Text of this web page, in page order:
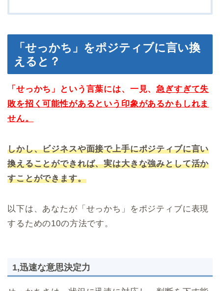
「せっかち」をポジティブに言い換
えると？
「せっかち」という言葉には、一見、急ぎすぎて失
敗を招く可能性があるという印象があるかもしれま
せん。
しかし、ビジネスや面接で上手にポジティブに言い
換えることができれば、実は大きな強みとして活か
すことができます。
以下は、あなたが「せっかち」をポジティブに表現
するための10の方法です。
1,迅速な意思決定力